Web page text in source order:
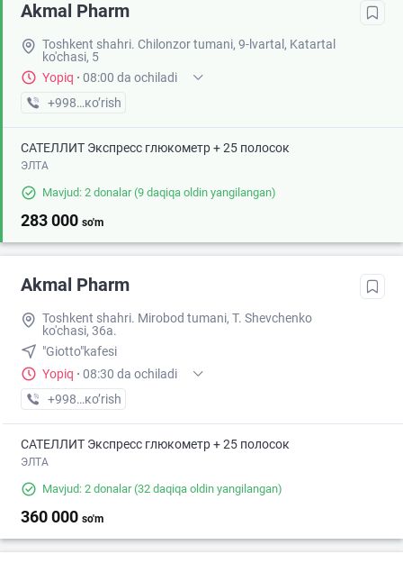
Akmal Pharm
Toshkent shahri. Chilonzor tumani, 9-lvartal, Katartal
ko'chasi, 5
Yopiq · 08:00 da ochiladi
+998 (99) XXX-XX-XX
кo’rish
САТЕЛЛИТ Экспресс глюкометр + 25 полосок
ЭЛТА
Mavjud: 2 donalar(9 daqiqa oldin yangilangan)
283 000 so'm
Akmal Pharm
Toshkent shahri. Mirobod tumani, T. Shevchenko
ko'chasi, 36a.
"Giotto"kafesi
Yopiq · 08:30 da ochiladi
+998 (99) XXX-XX-XX
кo’rish
САТЕЛЛИТ Экспресс глюкометр + 25 полосок
ЭЛТА
Mavjud: 2 donalar(32 daqiqa oldin yangilangan)
360 000 so'm